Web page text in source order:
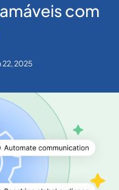
o Message Central
com
22, 2025